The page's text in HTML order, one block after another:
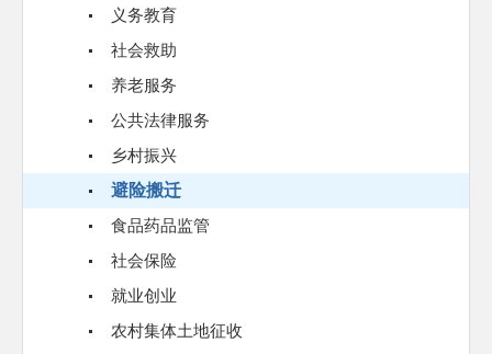
义务教育
社会救助
养老服务
公共法律服务
乡村振兴
避险搬迁
食品药品监管
社会保险
就业创业
农村集体土地征收